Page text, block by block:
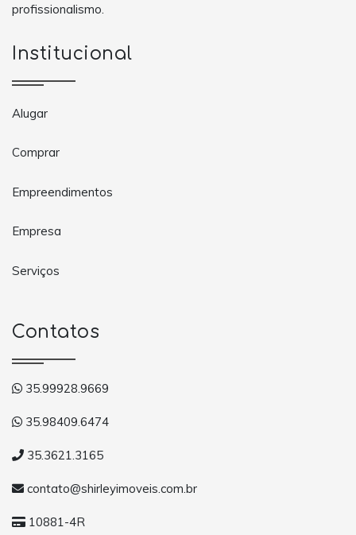
profissionalismo.
Institucional
Alugar
Comprar
Empreendimentos
Empresa
Serviços
Contatos
35.99928.9669
35.98409.6474
35.3621.3165
contato@shirleyimoveis.com.br
10881-4R